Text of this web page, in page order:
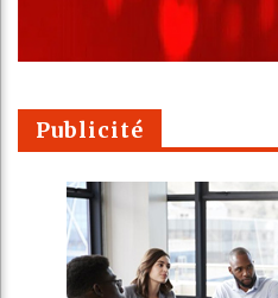
Publicité